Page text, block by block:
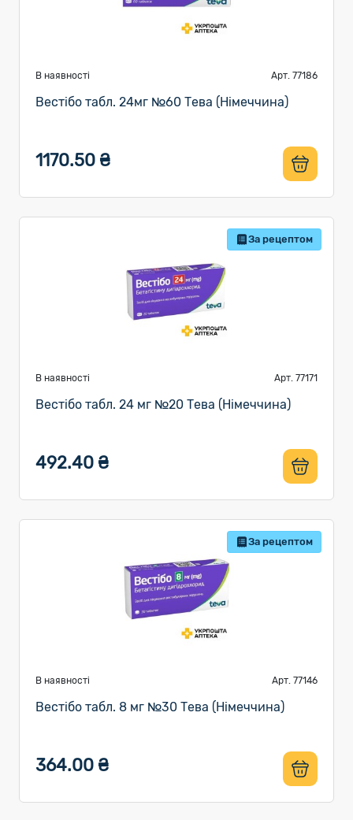
В наявності Арт. 77186
Вестібо табл. 24мг №60 Тева (Німеччина)
1170.50 ₴
За рецептом
В наявності Арт. 77171
Вестібо табл. 24 мг №20 Тева (Німеччина)
492.40 ₴
За рецептом
В наявності Арт. 77146
Вестібо табл. 8 мг №30 Тева (Німеччина)
364.00 ₴